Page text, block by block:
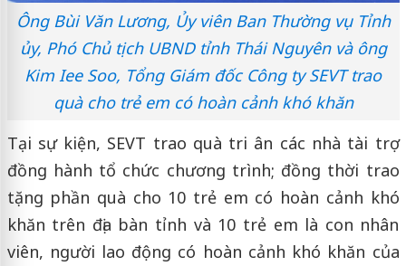
Ông Bùi Văn Lương, Ủy viên Ban Thường vụ Tỉnh
ủy, Phó Chủ tịch UBND tỉnh Thái Nguyên và ông
Kim Iee Soo, Tổng Giám đốc Công ty SEVT trao
quà cho trẻ em có hoàn cảnh khó khăn
Tại sự kiện, SEVT trao quà tri ân các nhà tài trợ
đồng hành tổ chức chương trình; đồng thời trao
tặng phần quà cho 10 trẻ em có hoàn cảnh khó
khăn trên địa bàn tỉnh và 10 trẻ em là con nhân
viên, người lao động có hoàn cảnh khó khăn của